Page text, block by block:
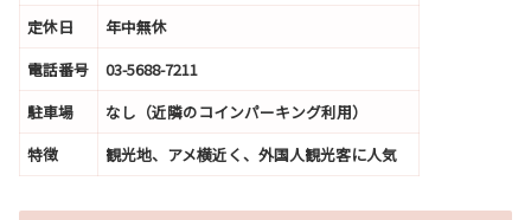
定休日
年中無休
電話番号
03-5688-7211
駐車場
なし（近隣のコインパーキング利用）
特徴
観光地、アメ横近く、外国人観光客に人気